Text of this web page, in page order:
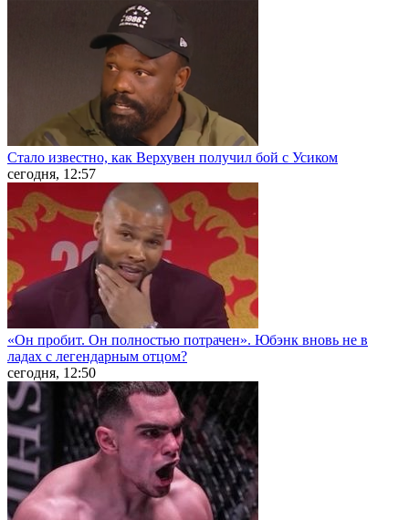
Стало известно, как Верхувен получил бой с Усиком
сегодня, 12:57
«Он пробит. Он полностью потрачен». Юбэнк вновь не в
ладах с легендарным отцом?
сегодня, 12:50